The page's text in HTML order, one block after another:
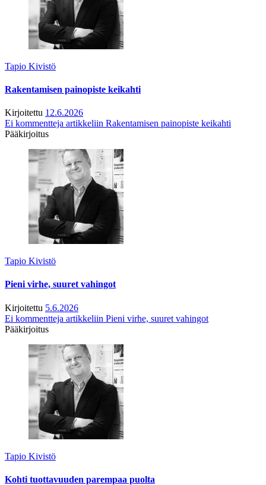
Tapio Kivistö
Rakentamisen painopiste keikahti
Kirjoitettu 12.6.2026
Ei kommentteja artikkeliin Rakentamisen painopiste keikahti
Pääkirjoitus
Tapio Kivistö
Pieni virhe, suuret vahingot
Kirjoitettu 5.6.2026
Ei kommentteja artikkeliin Pieni virhe, suuret vahingot
Pääkirjoitus
Tapio Kivistö
Kohti tuottavuuden parempaa puolta